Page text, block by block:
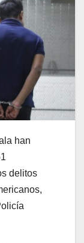
han
delitos